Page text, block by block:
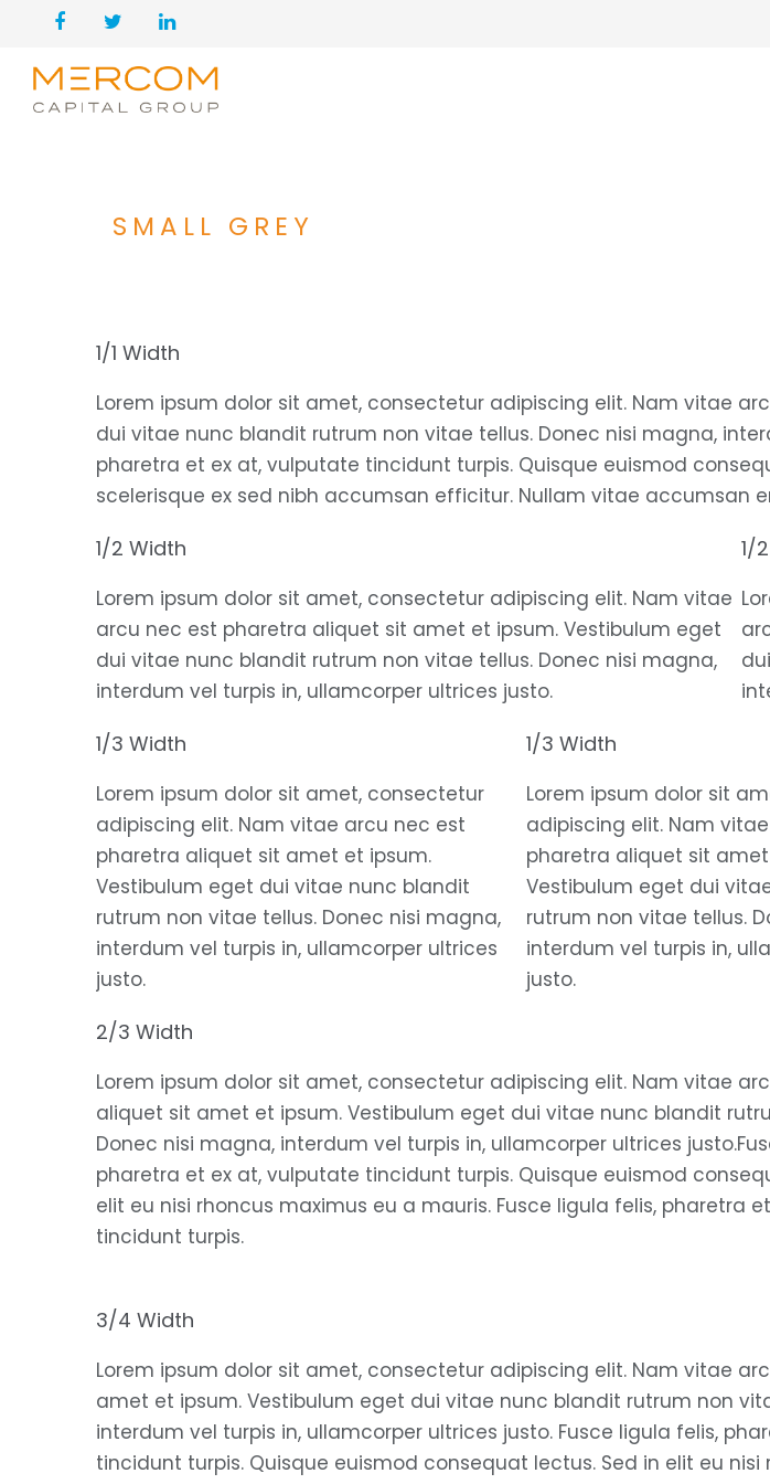
SMALL GREY
1/1 Width
Lorem ipsum dolor sit amet, consectetur adipiscing elit. Nam vitae
dui vitae nunc blandit rutrum non vitae tellus. Donec nisi magna,
pharetra et ex at, vulputate tincidunt turpis. Quisque euismod
scelerisque ex sed nibh accumsan efficitur. Nullam vitae accumsan
1/2 Width
Lorem ipsum dolor sit amet, consectetur adipiscing elit. Nam vitae
arcu nec est pharetra aliquet sit amet et ipsum. Vestibulum eget
dui vitae nunc blandit rutrum non vitae tellus. Donec nisi magna,
interdum vel turpis in, ullamcorper ultrices justo.
1/
1/3 Width
Lorem ipsum dolor sit amet, consectetur
adipiscing elit. Nam vitae arcu nec est
pharetra aliquet sit amet et ipsum.
Vestibulum eget dui vitae nunc blandit
rutrum non vitae tellus. Donec nisi magna,
interdum vel turpis in, ullamcorper ultrices
justo.
1/3 Width
Lorem ipsum dolor sit
adipiscing elit. Nam
pharetra aliquet sit
Vestibulum eget dui
rutrum non vitae tellus.
interdum vel turpis in,
justo.
2/3 Width
Lorem ipsum dolor sit amet, consectetur adipiscing elit. Nam vitae
aliquet sit amet et ipsum. Vestibulum eget dui vitae nunc blandit
Donec nisi magna, interdum vel turpis in, ullamcorper ultrices
pharetra et ex at, vulputate tincidunt turpis. Quisque euismod
elit eu nisi rhoncus maximus eu a mauris. Fusce ligula felis, pharetra
tincidunt turpis.
3/4 Width
Lorem ipsum dolor sit amet, consectetur adipiscing elit. Nam vitae
amet et ipsum. Vestibulum eget dui vitae nunc blandit rutrum non
interdum vel turpis in, ullamcorper ultrices justo. Fusce ligula felis,
tincidunt turpis. Quisque euismod consequat lectus. Sed in elit eu